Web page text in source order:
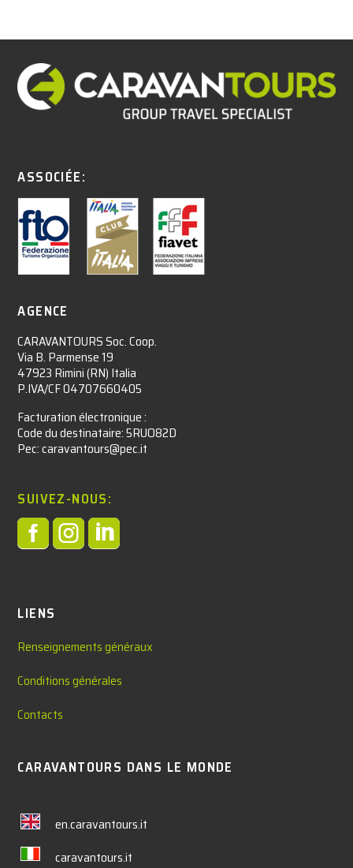
ASSOCIÉE:
AGENCE
CARAVANTOURS Soc. Coop.
Via B. Parmense 19
47923 Rimini (RN) Italia
P.IVA/CF 04707660405
Facturation électronique :​
Code du destinataire: 5RUO82D
Pec: caravantours@pec.it
SUIVEZ-NOUS:

LIENS
Renseignements généraux
Conditions générales
Contacts
CARAVANTOURS DANS LE MONDE
en.caravantours.it
caravantours.it